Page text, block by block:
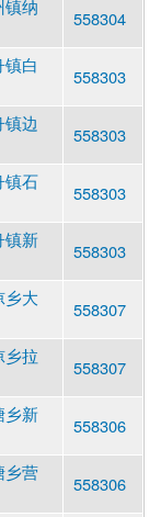
镇纳
558304
白
558303
边
558303
镇石
558303
镇新
558303
乡大
558307
乡拉
558307
乡新
558306
乡营
558306